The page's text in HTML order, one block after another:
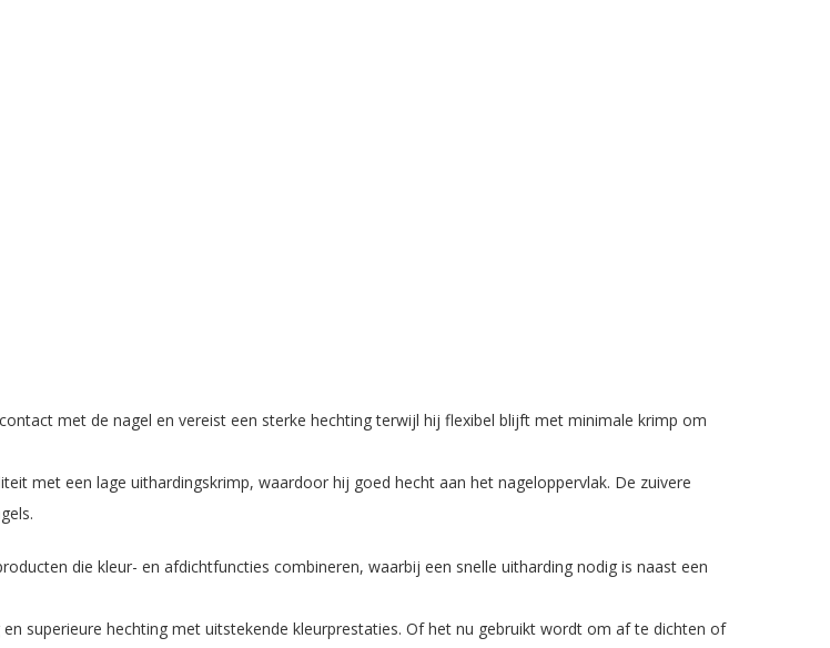
met de nagel en vereist een sterke hechting terwijl hij flexibel blijft met minimale krimp om
met een lage uithardingskrimp, waardoor hij goed hecht aan het nageloppervlak. De zuivere
die kleur- en afdichtfuncties combineren, waarbij een snelle uitharding nodig is naast een
superieure hechting met uitstekende kleurprestaties. Of het nu gebruikt wordt om af te dichten of